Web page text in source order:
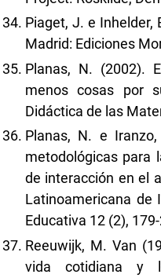
Piaget, J. e Inhelder,
Madrid: Ediciones
Planas, N. (2002).
menos cosas por
Didáctica de las
Planas, N. e
metodológicas para
de interacción en el
Latinoamericana de
Educativa 12 (2),
Reeuwijk, M. Van
vida cotidiana y